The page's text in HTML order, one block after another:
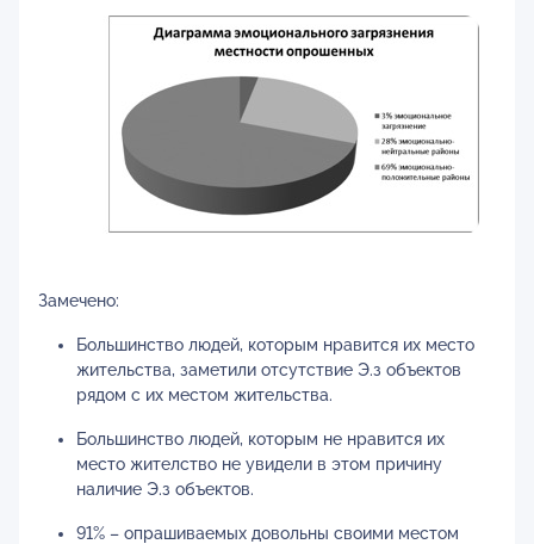
Замечено:
Большинство людей, которым нравится их место
жительства, заметили отсутствие Э.з объектов
рядом с их местом жительства.
Большинство людей, которым не нравится их
место жителство не увидели в этом причину
наличие Э.з объектов.
91% – опрашиваемых довольны своими местом